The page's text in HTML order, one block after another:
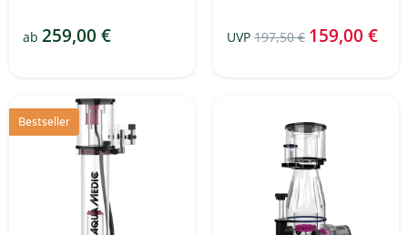
ab 259,00 € UVP 197,50 € 159,00 €
Bestseller